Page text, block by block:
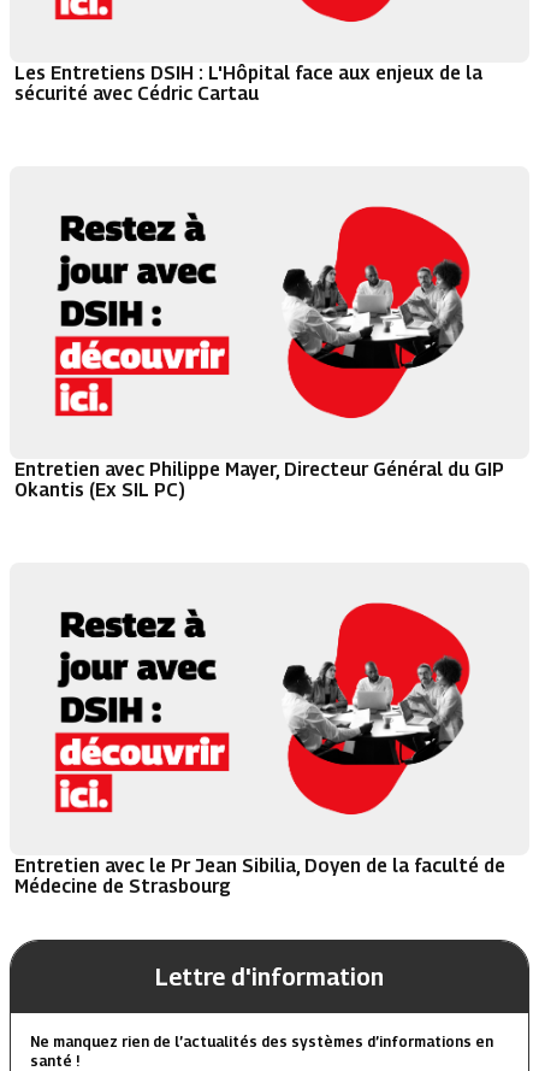
Les Entretiens DSIH : L'Hôpital face aux enjeux de la
sécurité avec Cédric Cartau
Entretien avec Philippe Mayer, Directeur Général du GIP
Okantis (Ex SIL PC)
Entretien avec le Pr Jean Sibilia, Doyen de la faculté de
Médecine de Strasbourg
Lettre d'information
Ne manquez rien de l’actualités des systèmes d’informations en
santé !